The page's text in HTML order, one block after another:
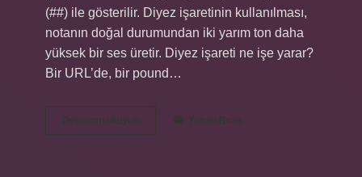
(##) ile gösterilir. Diyez işaretinin kullanılması,
notanın doğal durumundan iki yarım ton daha
yüksek bir ses üretir. Diyez işareti ne işe yarar?
Bir URL’de, bir pound…
Devamını okuyun
Nereye
Yorum Bırak